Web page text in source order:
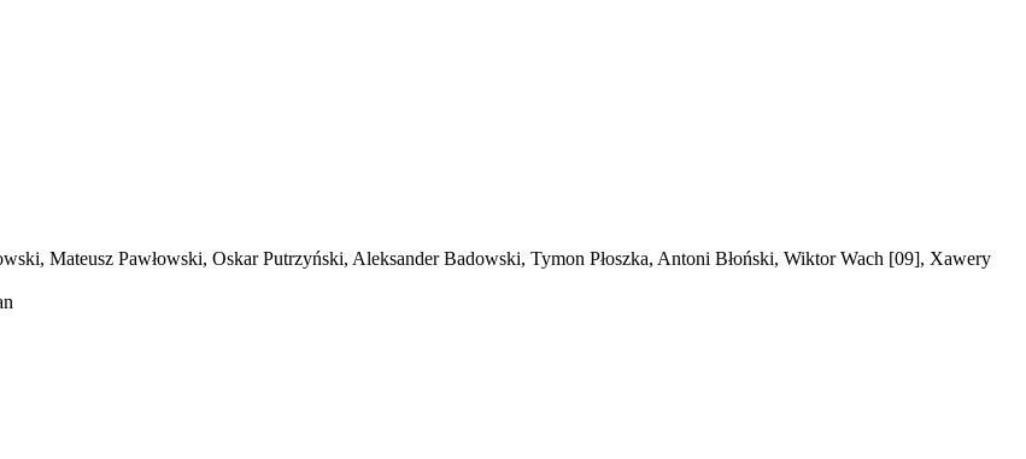
Mateusz Pawłowski, Oskar Putrzyński, Aleksander Badowski, Tymon Płoszka, Antoni Błoński, Wiktor Wach [09], Xawery